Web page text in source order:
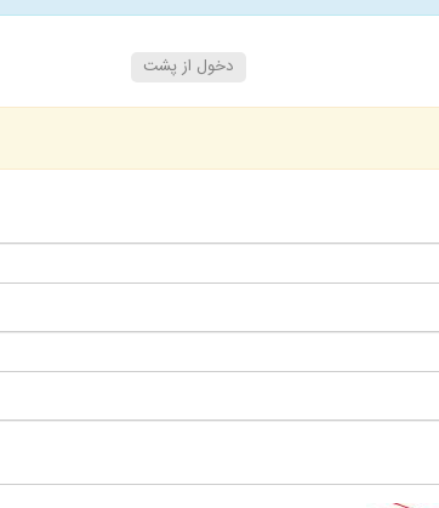
دخول از پشت